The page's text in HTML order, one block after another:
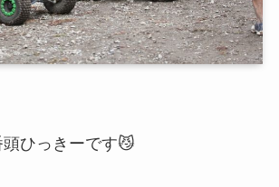
ひっきーです😼